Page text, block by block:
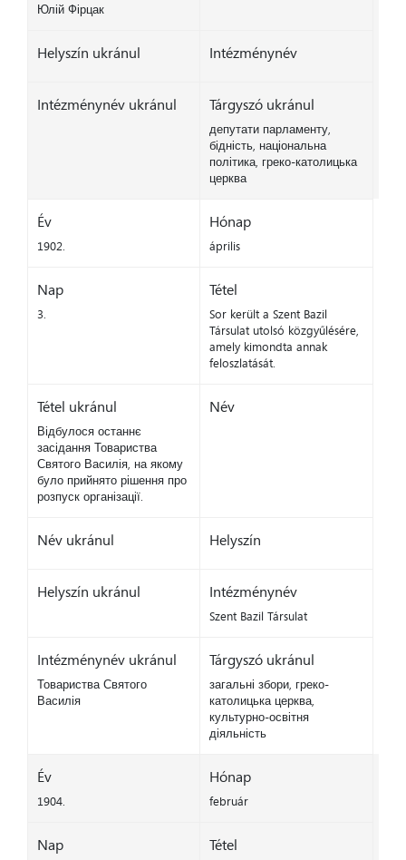
Юлій Фірцак
Helyszín ukránul Intézménynév
Intézménynév ukránul Tárgyszó ukránul
депутати парламенту,
бідність, національна
політика, греко-католицька
церква
Év
1902.
Hónap
április
Nap
3.
Tétel
Sor került a Szent Bazil
Társulat utolsó közgyűlésére,
amely kimondta annak
feloszlatását.
Tétel ukránul
Відбулося останнє
засідання Товариства
Святого Василія, на якому
було прийнято рішення про
розпуск організації.
Név
Név ukránul Helyszín
Helyszín ukránul Intézménynév
Szent Bazil Társulat
Intézménynév ukránul
Товариства Святого
Василія
Tárgyszó ukránul
загальні збори, греко-
католицька церква,
культурно-освітня
діяльність
Év
1904.
Hónap
február
Nap Tétel